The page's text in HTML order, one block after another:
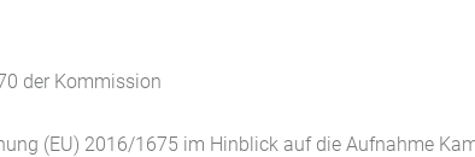
der Kommission
(EU) 2016/1675 im Hinblick auf die Aufnahme